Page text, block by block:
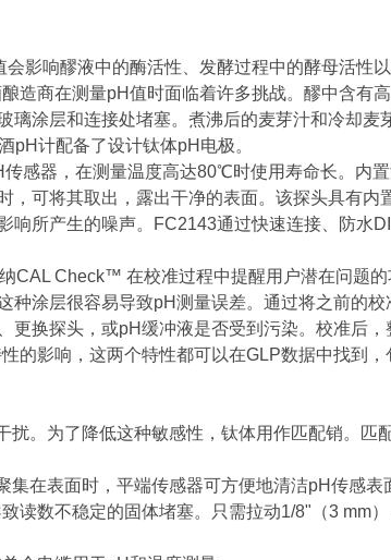
影响醪液中的酶活性、发酵过程中的酵母活性
造商在测量pH值时面临着许多挑战。醪中含有
璃涂层和连接处堵塞。煮沸后的麦芽汁和冷却麦
pH计配备了设计钛体pH电极。
感器，在测量温度高达80℃时使用寿命长。内置
，可将其取出，露出干净的表面。该探头具有内
响所产生的噪声。FC2143通过快速连接、防水
CAL Check™ 在校准过程中提醒用户潜在问题
种涂层很容易导致pH测量误差。通过将之前的
更换探头，或pH缓冲液是否受到污染。校准后
的影响，这两个特性都可以在GLP数据中找到
。为了降低这种敏感性，钛体用作匹配销。匹
在表面时，平端传感器可方便地清洁pH传感表
读数不稳定的固体堵塞。只需拉动1/8"（3 mm